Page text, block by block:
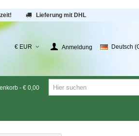
Lieferung mit DHL
€ EUR Anmeldung Deutsch
- € 0,00